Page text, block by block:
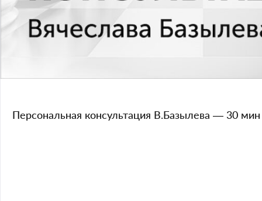
Персональная консультация В.Базылева — 30 мин